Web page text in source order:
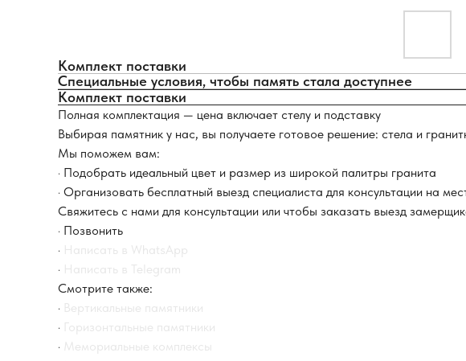
Комплект поставки
Специальные условия, чтобы память стала доступнее
Комплект поставки
Полная комплектация — цена включает стелу и подставку
Выбирая памятник у нас, вы получаете готовое решение: стела и
Мы поможем вам:
· Подобрать идеальный цвет и размер из широкой палитры гранита
· Организовать бесплатный выезд специалиста для консультации на
Свяжитесь с нами для консультации или чтобы заказать выезд
· Позвонить
· Написать в WhatsApp
· Написать в Telegram
Смотрите также:
· Вертикальные памятники
· Горизонтальные памятники
· Мемориальные комплексы